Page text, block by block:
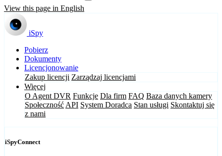
View this page in English
iSpy
Pobierz
Dokumenty
Licencjonowanie
Zakup licencji Zarządzaj licencjami
Więcej
O Agent DVR Funkcje Dla firm FAQ Baza danych kamery
Społeczność API System Doradca Stan usługi Skontaktuj się
z nami
iSpyConnect